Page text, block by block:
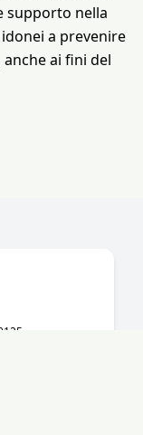
supporto nella
a prevenire
ai fini del